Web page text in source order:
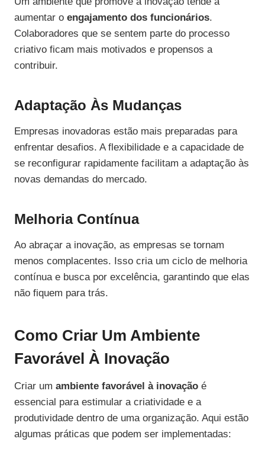
aumentar o engajamento dos funcionários.
Colaboradores que se sentem parte do processo
criativo ficam mais motivados e propensos a
contribuir.
Adaptação Às Mudanças
Empresas inovadoras estão mais preparadas para
enfrentar desafios. A flexibilidade e a capacidade de
se reconfigurar rapidamente facilitam a adaptação às
novas demandas do mercado.
Melhoria Contínua
Ao abraçar a inovação, as empresas se tornam
menos complacentes. Isso cria um ciclo de melhoria
contínua e busca por excelência, garantindo que elas
não fiquem para trás.
Como Criar Um Ambiente
Favorável À Inovação
Criar um ambiente favorável à inovação é
essencial para estimular a criatividade e a
produtividade dentro de uma organização. Aqui estão
algumas práticas que podem ser implementadas: